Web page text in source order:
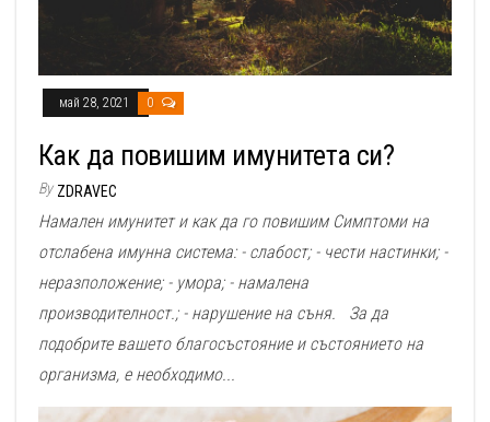
май 28, 2021 0
Как да повишим имунитета си?
By ZDRAVEC
Намален имунитет и как да го повишим Симптоми на
отслабена имунна система: - слабост; - чести настинки; -
неразположение; - умора; - намалена
производителност.; - нарушение на съня. За да
подобрите вашето благосъстояние и състоянието на
организма, е необходимо...